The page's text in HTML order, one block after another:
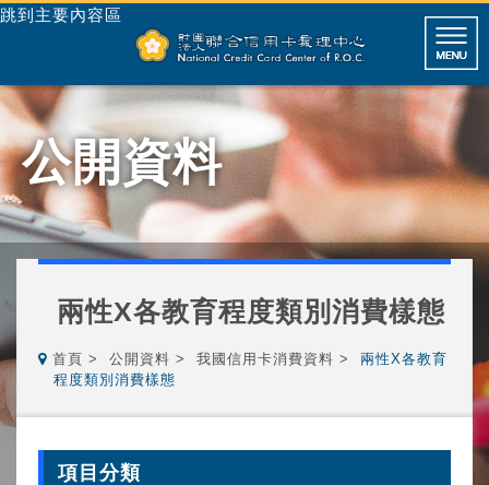
跳到主要內容區
公開資料
兩性X各教育程度類別消費樣態
首頁 公開資料 我國信用卡消費資料
兩性X各教育
程度類別消費樣態
項目分類